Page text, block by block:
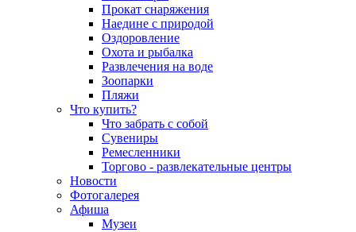
Прокат снаряжения
Наедине с природой
Оздоровление
Охота и рыбалка
Развлечения на воде
Зоопарки
Пляжи
Что купить?
Что забрать с собой
Сувениры
Ремесленники
Торгово - развлекательные центры
Новости
Фотогалерея
Афиша
Музеи